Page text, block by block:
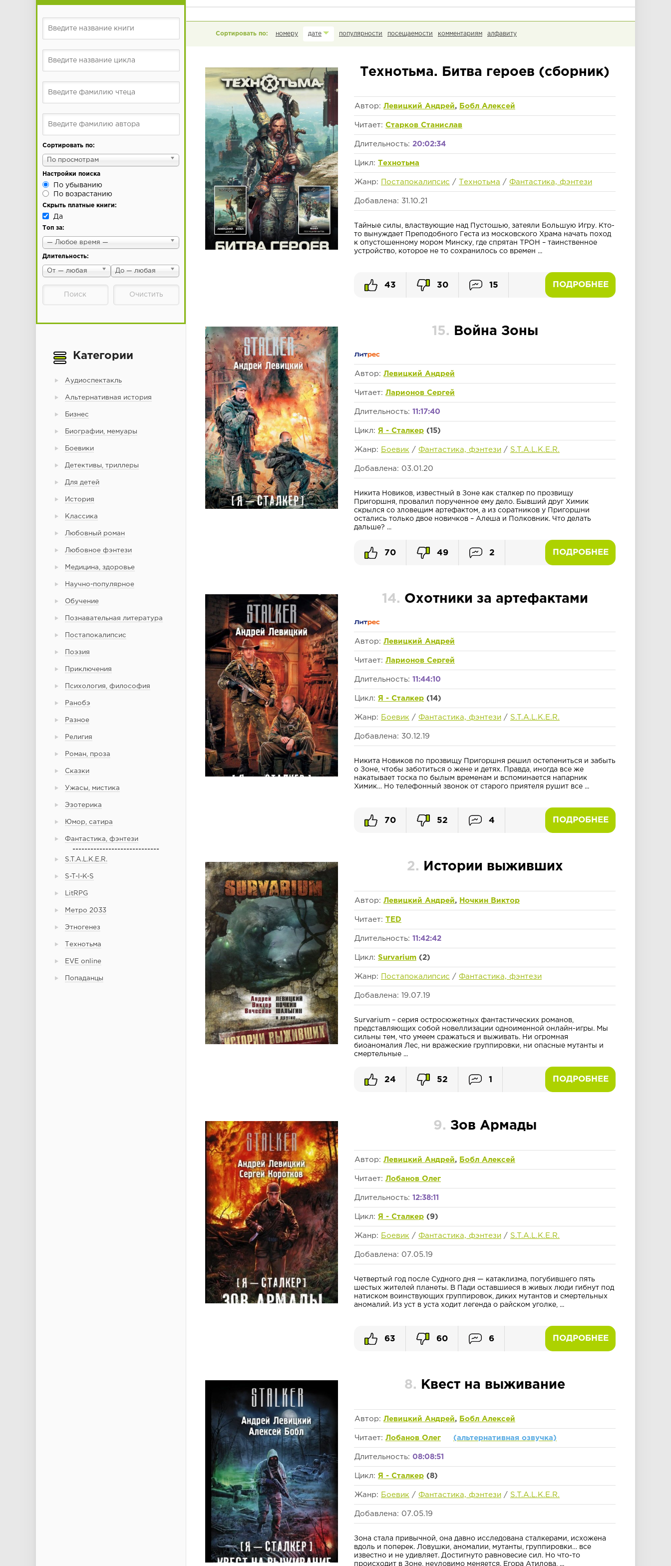
Сортировать по:
По просмотрам
Настройки поиска
По убыванию
По возрастанию
Скрыть платные книги:
Да
Топ за:
— Любое время —
Длительность:
От — любая До — любая
Категории
Аудиоспектакль
Альтернативная история
Бизнес
Биографии, мемуары
Боевики
Детективы, триллеры
Для детей
История
Классика
Любовный роман
Любовное фэнтези
Медицина, здоровье
Научно-популярное
Обучение
Познавательная литература
Постапокалипсис
Поэзия
Приключения
Психология, философия
Ранобэ
Разное
Религия
Роман, проза
Сказки
Ужасы, мистика
Эзотерика
Юмор, сатира
Фантастика, фэнтези
-----------------------------
S.T.A.L.K.E.R.
S-T-I-K-S
LitRPG
Метро 2033
Этногенез
Технотьма
EVE online
Попаданцы
номеру дате популярности посещаемости комментариям алфавиту
Технотьма. Битва героев (сборник)
Автор: Левицкий Андрей, Бобл Алексей
Читает: Старков Станислав
Длительность: 20:02:34
Цикл: Технотьма
Жанр: Постапокалипсис / Технотьма / Фантастика, фэнтези
Добавлена: 31.10.21
Тайные силы, властвующие над Пустошью, затеяли Большую Игру. Кто-
то вынуждает Преподобного Геста из московского Храма начать поход
к опустошенному мором Минску, где спрятан ТРОН – таинственное
устройство, которое не то сохранилось со времен ...
ПОДРОБНЕЕ
43 30 15
15. Война Зоны
Автор: Левицкий Андрей
Читает: Ларионов Сергей
Длительность: 11:17:40
Цикл: Я - Сталкер (15)
Жанр: Боевик / Фантастика, фэнтези / S.T.A.L.K.E.R.
Добавлена: 03.01.20
Никита Новиков, известный в Зоне как сталкер по прозвищу
Пригоршня, провалил порученное ему дело. Бывший друг Химик
скрылся со зловещим артефактом, а из соратников у Пригоршни
остались только двое новичков – Алеша и Полковник. Что делать
дальше? ...
ПОДРОБНЕЕ
70 49 2
14. Охотники за артефактами
Автор: Левицкий Андрей
Читает: Ларионов Сергей
Длительность: 11:44:10
Цикл: Я - Сталкер (14)
Жанр: Боевик / Фантастика, фэнтези / S.T.A.L.K.E.R.
Добавлена: 30.12.19
Никита Новиков по прозвищу Пригоршня решил остепениться и забыть
о Зоне, чтобы заботиться о жене и детях. Правда, иногда все же
накатывает тоска по былым временам и вспоминается напарник
Химик… Но телефонный звонок от старого приятеля рушит все ...
ПОДРОБНЕЕ
70 52 4
2. Истории выживших
Автор: Левицкий Андрей, Ночкин Виктор
Читает: TED
Длительность: 11:42:42
Цикл: Survarium (2)
Жанр: Постапокалипсис / Фантастика, фэнтези
Добавлена: 19.07.19
Survarium – серия остросюжетных фантастических романов,
представляющих собой новеллизации одноименной онлайн-игры. Мы
сильны тем, что умеем сражаться и выживать. Ни огромная
биоаномалия Лес, ни вражеские группировки, ни опасные мутанты и
смертельные ...
ПОДРОБНЕЕ
24 52 1
9. Зов Армады
Автор: Левицкий Андрей, Бобл Алексей
Читает: Лобанов Олег
Длительность: 12:38:11
Цикл: Я - Сталкер (9)
Жанр: Боевик / Фантастика, фэнтези / S.T.A.L.K.E.R.
Добавлена: 07.05.19
Четвертый год после Судного дня — катаклизма, погубившего пять
шестых жителей планеты. В Пади оставшиеся в живых люди гибнут под
натиском воинствующих группировок, диких мутантов и смертельных
аномалий. Из уст в уста ходит легенда о райском уголке, ...
ПОДРОБНЕЕ
63 60 6
8. Квест на выживание
Автор: Левицкий Андрей, Бобл Алексей
Читает: Лобанов Олег (альтернативная озвучка)
Длительность: 08:08:51
Цикл: Я - Сталкер (8)
Жанр: Боевик / Фантастика, фэнтези / S.T.A.L.K.E.R.
Добавлена: 07.05.19
Зона стала привычной, она давно исследована сталкерами, исхожена
вдоль и поперек. Ловушки, аномалии, мутанты, группировки… все
известно и не удивляет. Достигнуто равновесие сил. Но что-то
происходит в Зоне, неуловимо меняется. Егора Атилова, ...